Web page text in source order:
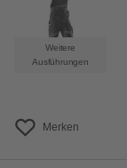
Weitere
Ausführungen
Merken